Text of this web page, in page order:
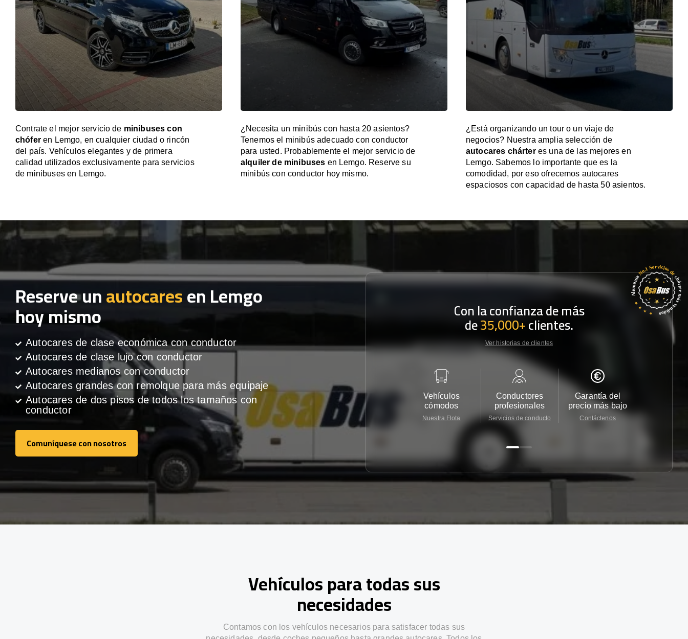
Contrate el mejor servicio de minibuses con
chóferen Lemgo, en cualquier ciudad o rincón
del país. Vehículos elegantes y de primera
calidad utilizados exclusivamente para servicios
de minibuses en Lemgo.
¿Necesita un minibús con hasta 20 asientos?
Tenemos el minibús adecuado con conductor
para usted. Probablemente el mejor servicio de
alquiler de minibuses en Lemgo. Reserve su
minibús con conductor hoy mismo.
¿Está organizando un tour o un viaje de
negocios? Nuestra amplia selección de
autocares chárteres una de las mejores en
Lemgo. Sabemos lo importante que es la
comodidad, por eso ofrecemos autocares
espaciosos con capacidad de hasta 50 asientos.
Reserve unautocaresen Lemgo
hoy mismo
Autocares de clase económica con conductor
Autocares de clase lujo con conductor
Autocares medianos con conductor
Autocares grandes con remolque para más equipaje
Autocares de dos pisos de todos los tamaños con
conductor
Comuníquese con nosotros
Comuníquese con nosotros
Con la confianza de más
de35,000+clientes.
Ver historias de clientes
Vehículos
cómodos
Nuestra Flota
Conductores
profesionales
Servicios de conducto
Garantía del
precio más bajo
Contáctenos
Vehículos para todas sus
necesidades
Contamos con los vehículos necesarios para satisfacer todas sus